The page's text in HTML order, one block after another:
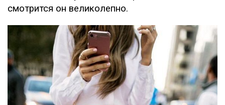
смотрится он великолепно.